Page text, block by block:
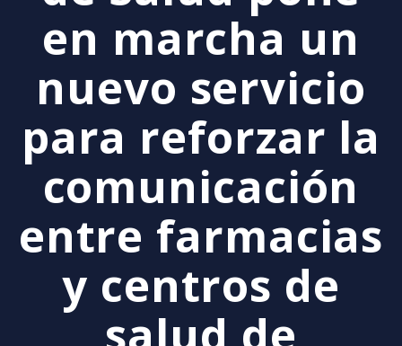
en marcha un
nuevo servicio
para reforzar la
comunicación
entre farmacias
y centros de